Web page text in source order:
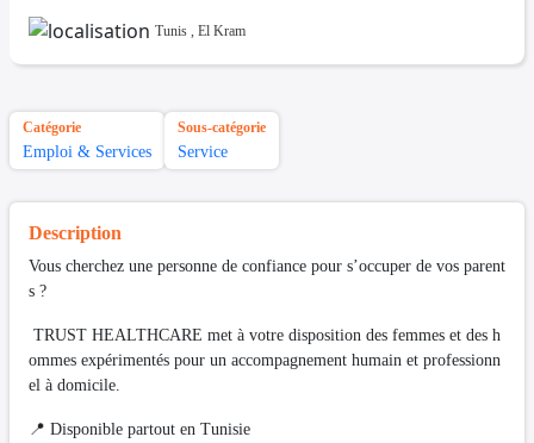
Tunis , El Kram
Catégorie
Emploi & Services
Sous-catégorie
Service
Description
Vous cherchez une personne de confiance pour s’occuper de vos parent
s ?
TRUST HEALTHCARE met à votre disposition des femmes et des h
ommes expérimentés pour un accompagnement humain et professionn
el à domicile.
📍 Disponible partout en Tunisie